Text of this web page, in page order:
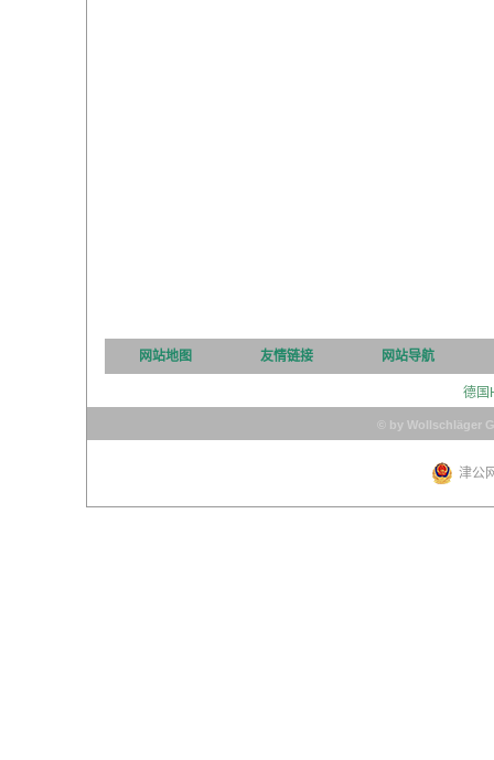
网站地图 友情链接 网站导航
德国
© by Wollschläger
津公